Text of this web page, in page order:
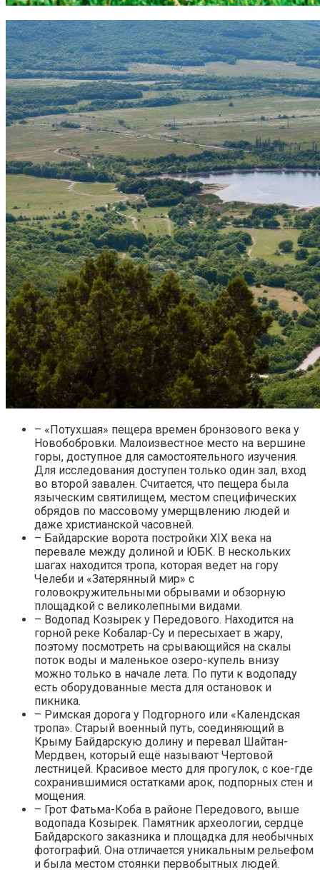
– «Потухшая» пещера времен бронзового века у
Новобобровки. Малоизвестное место на вершине
горы, доступное для самостоятельного изучения.
Для исследования доступен только один зал, вход
во второй завален. Считается, что пещера была
языческим святилищем, местом специфических
обрядов по массовому умерщвлению людей и
даже христианской часовней.
– Байдарские ворота постройки XIX века на
перевале между долиной и ЮБК. В нескольких
шагах находится тропа, которая ведет на гору
Челеби и «Затерянный мир» с
головокружительными обрывами и обзорную
площадкой с великолепными видами.
– Водопад Козырек у Передового. Находится на
горной реке Кобалар-Су и пересыхает в жару,
поэтому посмотреть на срывающийся на скалы
поток воды и маленькое озеро-купель внизу
можно только в начале лета. По пути к водопаду
есть оборудованные места для остановок и
пикника.
– Римская дорога у Подгорного или «Календская
тропа». Старый военный путь, соединяющий в
Крыму Байдарскую долину и перевал Шайтан-
Мердвен, который ещё называют Чертовой
лестницей. Красивое место для прогулок, с кое-где
сохранившимися остатками арок, подпорных стен и
мощения.
– Грот Фатьма-Коба в районе Передового, выше
водопада Козырек. Памятник археологии, сердце
Байдарского заказника и площадка для необычных
фотографий. Она отличается уникальным рельефом
и была местом стоянки первобытных людей.